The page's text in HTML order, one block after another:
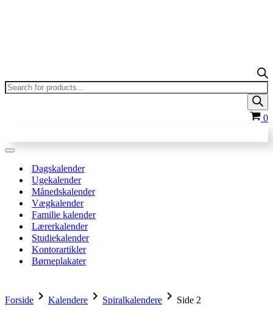
Products
search
0
Navigation
Dagskalender
Ugekalender
Månedskalender
Vægkalender
Familie kalender
Lærerkalender
Studiekalender
Kontorartikler
Børneplakater
Forside chevron_right Kalendere chevron_right Spiralkalendere chevron_right Side 2